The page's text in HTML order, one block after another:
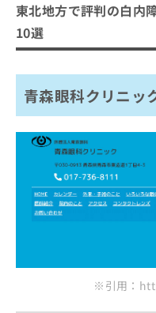
東北地方で評判の白内
10選
青森眼科クリニッ
※引用：